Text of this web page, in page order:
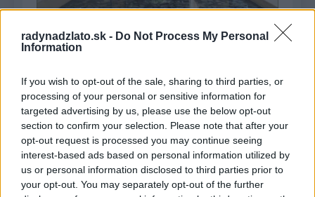
radynadzlato.sk - Do Not Process My Personal
Information
If you wish to opt-out of the sale, sharing to third parties, or
processing of your personal or sensitive information for
targeted advertising by us, please use the below opt-out
section to confirm your selection. Please note that after your
opt-out request is processed you may continue seeing
interest-based ads based on personal information utilized by
us or personal information disclosed to third parties prior to
your opt-out. You may separately opt-out of the further